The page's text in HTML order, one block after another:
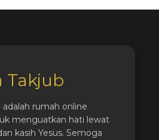
Takjub
adalah rumah online
menguatkan hati lewat
kasih Yesus. Semoga